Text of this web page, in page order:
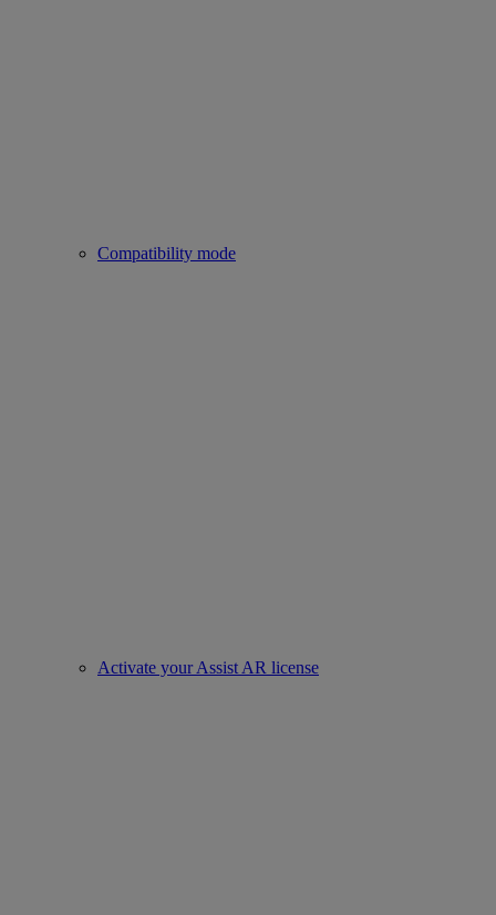
Compatibility mode
Activate your Assist AR license